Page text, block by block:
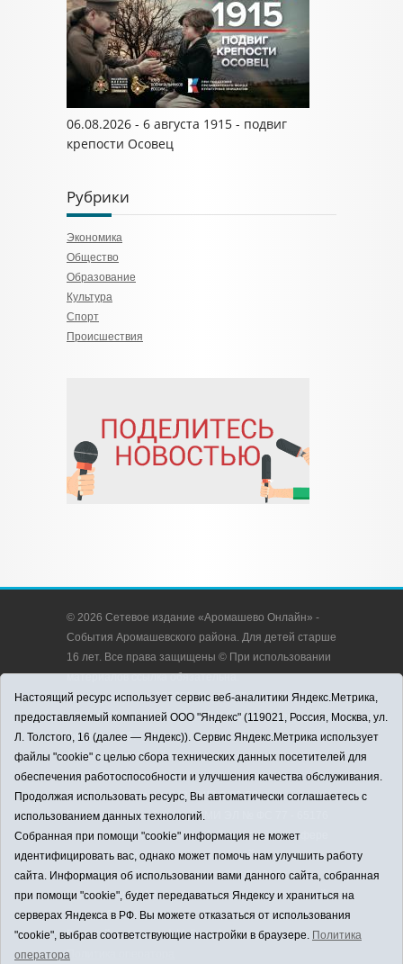
06.08.2026 - 6 августа 1915 - подвиг
крепости Осовец
Рубрики
Экономика
Общество
Образование
Культура
Спорт
Происшествия
© 2026 Сетевое издание «Аромашево Онлайн» -
События Аромашевского района. Для детей старше
16 лет. Все права защищены © При использовании
материалов ссылка обязательна.
Адрес редакции: 627350, Россия, Тюменская
область, Аромашевский район, с. Аромашево, ул.
Кирова, д. 13.
Адрес электронной почты редакции:
strudu72@obl72.ru
Телефон редакции: 8 (34545) 2-30-58
Регистрационный номер СМИ ЭЛ № ФС 77 - 65176
выдано Федеральной службой по надзору в сфере
связи, информационных технологий и массовых
коммуникаций (Роскомнадзор) 28.03.2016 г.
Учредитель: АНО «Информационно-издательский
центр «Слава труду».
Главный редактор: А.Н. Барабанщиков
Политика оператора
Настоящий ресурс использует сервис веб-аналитики Яндекс.Метрика,
предоставляемый компанией ООО "Яндекс" (119021, Россия, Москва, ул.
Л. Толстого, 16 (далее — Яндекс)). Сервис Яндекс.Метрика использует
файлы "cookie" с целью сбора технических данных посетителей для
обеспечения работоспособности и улучшения качества обслуживания.
Продолжая использовать ресурс, Вы автоматически соглашаетесь с
использованием данных технологий.
Собранная при помощи "cookie" информация не может
идентифицировать вас, однако может помочь нам улучшить работу
сайта. Информация об использовании вами данного сайта, собранная
при помощи "cookie", будет передаваться Яндексу и храниться на
серверах Яндекса в РФ. Вы можете отказаться от использования
"cookie", выбрав соответствующие настройки в браузере. Политика
оператора